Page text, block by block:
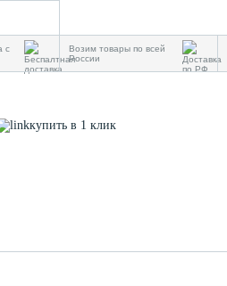
с
Возим товары по всей
России
купить в 1 клик